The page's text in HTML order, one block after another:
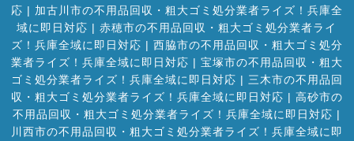
応 | 加古川市の不用品回収・粗大ゴミ処分業者ライズ！兵庫全
域に即日対応 | 赤穂市の不用品回収・粗大ゴミ処分業者ライ
ズ！兵庫全域に即日対応 | 西脇市の不用品回収・粗大ゴミ処分
業者ライズ！兵庫全域に即日対応 | 宝塚市の不用品回収・粗大
ゴミ処分業者ライズ！兵庫全域に即日対応 | 三木市の不用品回
収・粗大ゴミ処分業者ライズ！兵庫全域に即日対応 | 高砂市の
不用品回収・粗大ゴミ処分業者ライズ！兵庫全域に即日対応 |
川西市の不用品回収・粗大ゴミ処分業者ライズ！兵庫全域に即